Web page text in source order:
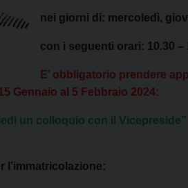
nei giorni di: mercoledì,
con i seguenti orari: 10.30 –
E’ obbligatorio prendere
Gennaio al 5 Febbraio 2024:
un colloquio con il Vicepreside”
l’immatricolazione: